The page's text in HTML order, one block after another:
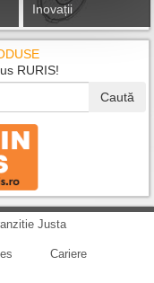
Inovații
RURIS!
Caută
Justa
Cariere